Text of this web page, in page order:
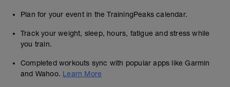
Plan for your event in the TrainingPeaks calendar.
Track your weight, sleep, hours, fatigue and stress while
you train.
Completed workouts sync with popular apps like Garmin
and Wahoo. Learn More